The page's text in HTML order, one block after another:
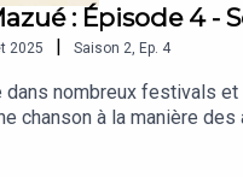
: Épisode 4 -
2025 | Saison 2 Ep. 4
dans nombreux festivals
chanson à la manière
Mazué.☀️ Instagram |